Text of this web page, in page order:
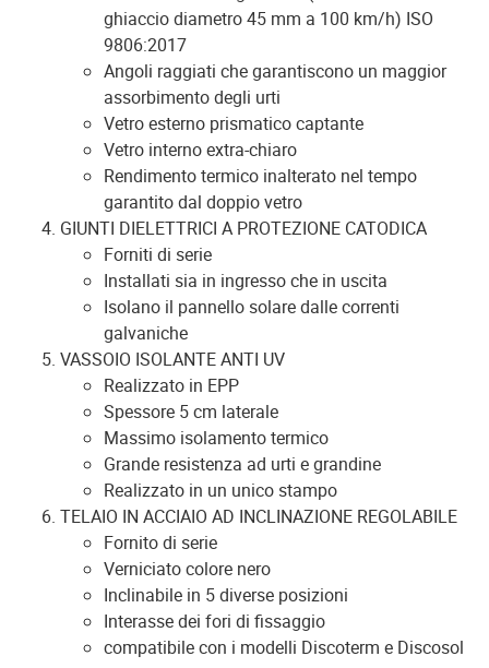
ghiaccio diametro 45 mm a 100 km/h) ISO
9806:2017
Angoli raggiati che garantiscono un maggior
assorbimento degli urti
Vetro esterno prismatico captante
Vetro interno extra-chiaro
Rendimento termico inalterato nel tempo
garantito dal doppio vetro
GIUNTI DIELETTRICI A PROTEZIONE CATODICA
Forniti di serie
Installati sia in ingresso che in uscita
Isolano il pannello solare dalle correnti
galvaniche
VASSOIO ISOLANTE ANTI UV
Realizzato in EPP
Spessore 5 cm laterale
Massimo isolamento termico
Grande resistenza ad urti e grandine
Realizzato in un unico stampo
TELAIO IN ACCIAIO AD INCLINAZIONE REGOLABILE
Fornito di serie
Verniciato colore nero
Inclinabile in 5 diverse posizioni
Interasse dei fori di fissaggio
compatibile con i modelli Discoterm e Discosol